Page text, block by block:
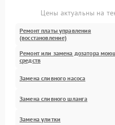
Цены актуальны на
Ремонт платы управления
(восстановление)
Ремонт или замена дозатора
средств
Замена сливного насоса
Замена сливного шланга
Замена улитки